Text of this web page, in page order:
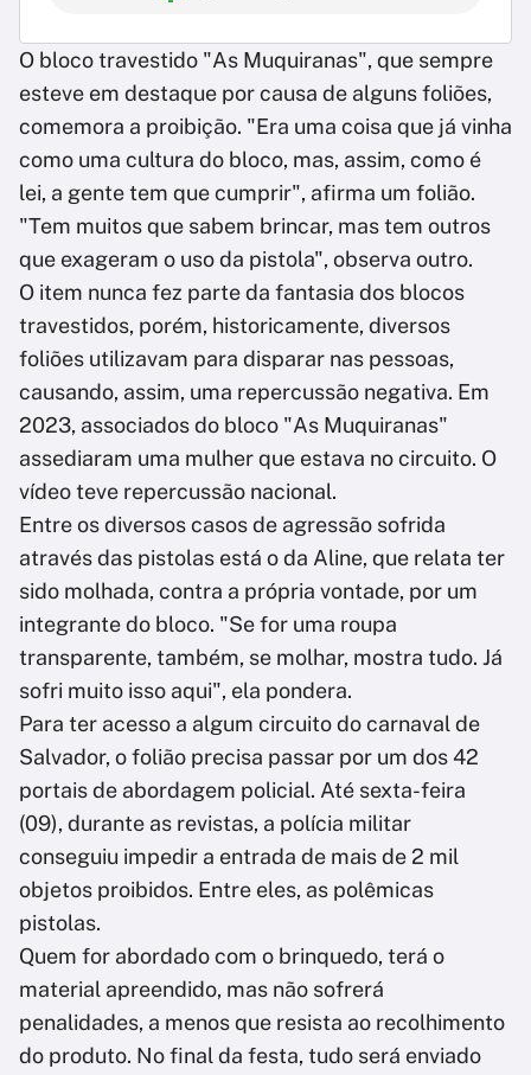
O bloco travestido "As Muquiranas", que sempre
esteve em destaque por causa de alguns foliões,
comemora a proibição. "Era uma coisa que já vinha
como uma cultura do bloco, mas, assim, como é
lei, a gente tem que cumprir", afirma um folião.
"Tem muitos que sabem brincar, mas tem outros
que exageram o uso da pistola", observa outro.
O item nunca fez parte da fantasia dos blocos
travestidos, porém, historicamente, diversos
foliões utilizavam para disparar nas pessoas,
causando, assim, uma repercussão negativa. Em
2023, associados do bloco "As Muquiranas"
assediaram uma mulher que estava no circuito. O
vídeo teve repercussão nacional.
Entre os diversos casos de agressão sofrida
através das pistolas está o da Aline, que relata ter
sido molhada, contra a própria vontade, por um
integrante do bloco. "Se for uma roupa
transparente, também, se molhar, mostra tudo. Já
sofri muito isso aqui", ela pondera.
Para ter acesso a algum circuito do carnaval de
Salvador, o folião precisa passar por um dos 42
portais de abordagem policial. Até sexta-feira
(09), durante as revistas, a polícia militar
conseguiu impedir a entrada de mais de 2 mil
objetos proibidos. Entre eles, as polêmicas
pistolas.
Quem for abordado com o brinquedo, terá o
material apreendido, mas não sofrerá
penalidades, a menos que resista ao recolhimento
do produto. No final da festa, tudo será enviado